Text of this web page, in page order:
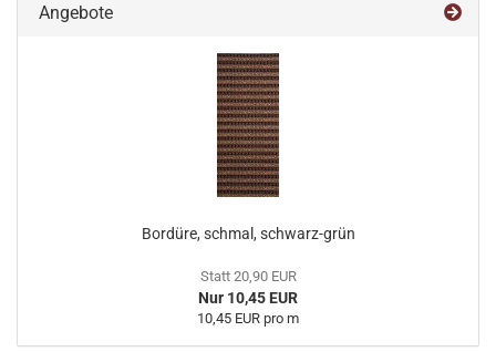
Angebote
Bordüre, schmal, schwarz-grün
Statt 20,90 EUR
Nur 10,45 EUR
10,45 EUR pro m